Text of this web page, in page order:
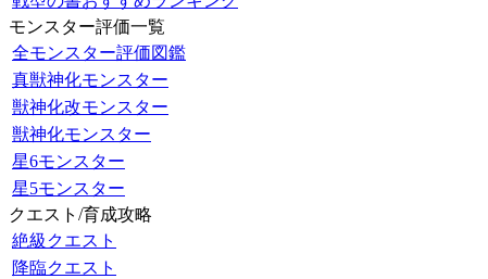
モンスター評価一覧
全モンスター評価図鑑
真獣神化モンスター
獣神化改モンスター
獣神化モンスター
星6モンスター
星5モンスター
クエスト/育成攻略
絶級クエスト
降臨クエスト